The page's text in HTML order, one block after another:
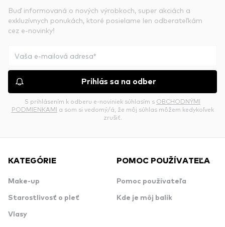
Buď informovaná o nových výrobkoch, super akciách a
exkluzívnych ponukách, ktoré posielame len odberateľkám
cez e-novinky!
Prihlás sa na odber
S prihlásením k odberu e-noviniek súhlasím s OBCHODNÝMI
PODMIENKAMI a som si vedomý/á, že môj súhlas môžem kedykoľvek
zrušiť.
KATEGÓRIE
Make-up
Starostlivosť o pleť
Vlasy
POMOC POUŽÍVATEĽA
Pomoc používateľa
Kde je môj balík